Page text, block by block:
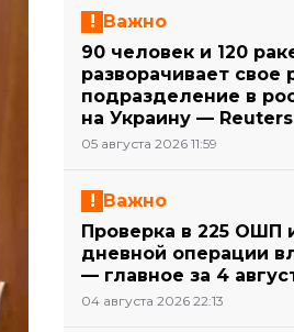
Важно
90 человек и 120
разворачивает свое
подразделение в
на Украину — Reuters
05 августа 2026 11:59
Важно
Проверка в 225 ОШП
дневной операции
— главное за 4
04 августа 2026 22:13